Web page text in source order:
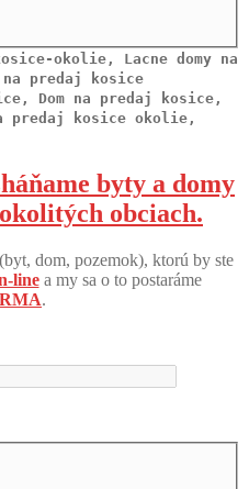
okolie, Lacne domy na
predaj kosice
Dom na predaj kosice,
predaj kosice okolie,
byty a domy
obciach.
dom, pozemok), ktorú by ste
linea my sa o to postaráme
.